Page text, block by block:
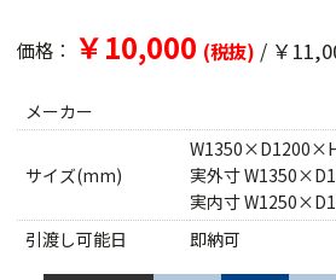
価格： ￥10,000 (税抜) / ￥
メーカー
サイズ(mm)
実外寸
実内寸
引渡し可能日
即納可